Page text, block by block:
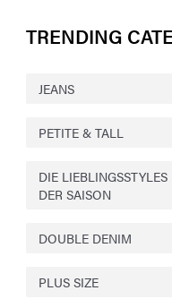
TRENDING
JEANS
PETITE & TALL
DIE LIEBLINGSSTYLES
DER SAISON
DOUBLE DENIM
PLUS SIZE